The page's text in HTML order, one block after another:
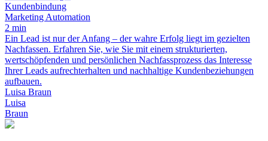
Kundenbindung
Marketing Automation
2 min
Ein Lead ist nur der Anfang – der wahre Erfolg liegt im gezielten
Nachfassen. Erfahren Sie, wie Sie mit einem strukturierten,
wertschöpfenden und persönlichen Nachfassprozess das Interesse
Ihrer Leads aufrechterhalten und nachhaltige Kundenbeziehungen
aufbauen.
Luisa Braun
Luisa
Braun